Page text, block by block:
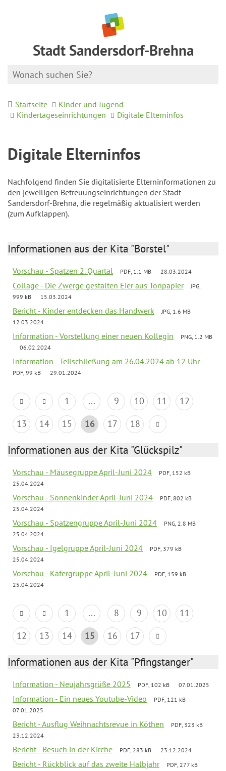
Stadt Sandersdorf-Brehna
Startseite
Kinder und Jugend
Kindertageseinrichtungen
Digitale Elterninfos
Digitale Elterninfos
Nachfolgend finden Sie digitalisierte Elterninformationen zu
den jeweiligen Betreuungseinrichtungen der Stadt
Sandersdorf-Brehna, die regelmäßig aktualisiert werden
(zum Aufklappen).
Informationen aus der Kita "Borstel"
Vorschau - Spatzen 2. Quartal PDF, 1.1 MB 28.03.2024
Collage - Die Zwerge gestalten Eier aus Tonpapier
JPG,
999 kB
15.03.2024
Bericht - Kinder entdecken das Handwerk
JPG, 1.6 MB
12.03.2024
Information - Vorstellung einer neuen Kollegin
PNG, 1.2 MB
06.02.2024
Information - Teilschließung am 26.04.2024 ab 12 Uhr
PDF, 99 kB 29.01.2024
1 ... 9 10 11
12
13
14 15 16 17 18
Informationen aus der Kita "Glückspilz"
Vorschau - Mäusegruppe April-Juni 2024
PDF, 152 kB
25.04.2024
Vorschau - Sonnenkinder April-Juni 2024
PDF, 802 kB
25.04.2024
Vorschau - Spatzengruppe April-Juni 2024
PNG, 2.8 MB
25.04.2024
Vorschau - Igelgruppe April-Juni 2024
PDF, 379 kB
25.04.2024
Vorschau - Käfergruppe April-Juni 2024
PDF, 159 kB
25.04.2024
1 ... 8 9 10
11
12
13 14 15 16 17
Informationen aus der Kita "Pfingstanger"
Information - Neujahrsgrüße 2025 PDF, 102 kB 07.01.2025
Information - Ein neues Youtube-Video
PDF, 121 kB
07.01.2025
Bericht - Ausflug Weihnachtsrevue in Köthen
PDF, 323 kB
23.12.2024
Bericht - Besuch in der Kirche PDF, 283 kB 23.12.2024
Bericht - Rückblick auf das zweite Halbjahr
PDF, 277 kB